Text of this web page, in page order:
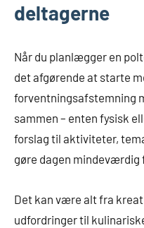
deltagerne
Når du planlægger en
det afgørende at starte
forventningsafstemning
sammen – enten fysisk
forslag til aktiviteter,
gøre dagen mindeværdig
Det kan være alt fra
udfordringer til